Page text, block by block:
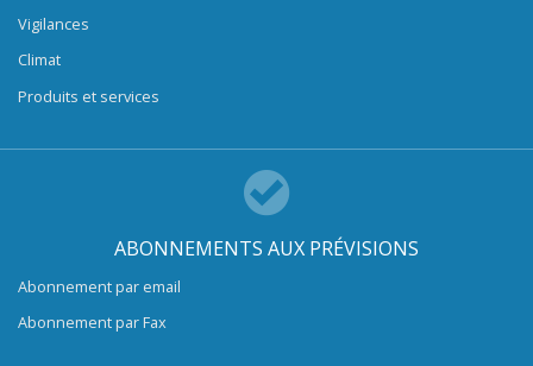
Vigilances
Climat
Produits et services
ABONNEMENTS AUX PRÉVISIONS
Abonnement par email
Abonnement par Fax